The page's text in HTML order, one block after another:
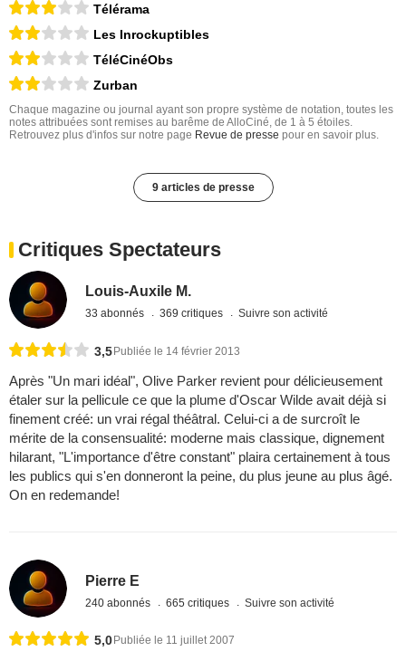
Télérama
Les Inrockuptibles
TéléCinéObs
Zurban
Chaque magazine ou journal ayant son propre système de notation, toutes les
notes attribuées sont remises au barême de AlloCiné, de 1 à 5 étoiles.
Retrouvez plus d'infos sur notre page Revue de presse pour en savoir plus.
9 articles de presse
Critiques Spectateurs
Louis-Auxile M.
33 abonnés 369 critiques Suivre son activité
3,5 Publiée le 14 février 2013
Après "Un mari idéal", Olive Parker revient pour délicieusement
étaler sur la pellicule ce que la plume d'Oscar Wilde avait déjà si
finement créé: un vrai régal théâtral. Celui-ci a de surcroît le
mérite de la consensualité: moderne mais classique, dignement
hilarant, "L'importance d'être constant" plaira certainement à tous
les publics qui s'en donneront la peine, du plus jeune au plus âgé.
On en redemande!
Pierre E
240 abonnés 665 critiques Suivre son activité
5,0 Publiée le 11 juillet 2007